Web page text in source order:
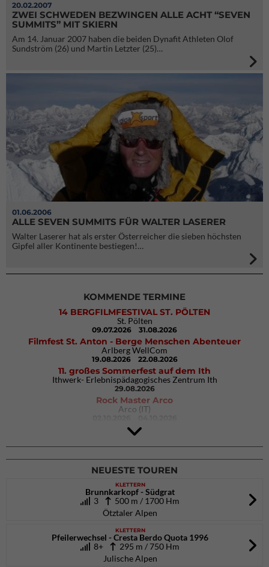
20.02.2007
ZWEI SCHWEDEN BEZWINGEN ALLE ACHT “SEVEN
SUMMITS” MIT SKIERN
Am 14. Januar 2007 haben die beiden Dynafit Athleten Olof
Sundström (26) und Martin Letzter (25)…
01.06.2006
ALLE SEVEN SUMMITS FÜR WALTER LASERER
Walter Laserer hat als erster Österreicher die sieben höchsten
Gipfel aller Kontinente bestiegen!…
KOMMENDE TERMINE
14 BERGFILMFESTIVAL ST. PÖLTEN
St. Pölten
09.07.2026 31.08.2026
Filmfest St. Anton - Berge Menschen Abenteuer
Arlberg WellCom
19.08.2026 22.08.2026
11. großes Sommerfest auf dem Ith
Ithwerk- Erlebnispädagogisches Zentrum Ith
29.08.2026
Rock Master Arco
Arco (IT)
9. Eiskletter Festival Osttirol
Eisparkt Osttirol
08.01.202710.01.2027
NEUESTE TOUREN
KLETTERN
Brunnkarkopf - Südgrat
3
500 m / 1700 Hm
Ötztaler Alpen
KLETTERN
Pfeilerwechsel - Cresta Berdo Quota 1996
8+
295 m / 750 Hm
Julische Alpen